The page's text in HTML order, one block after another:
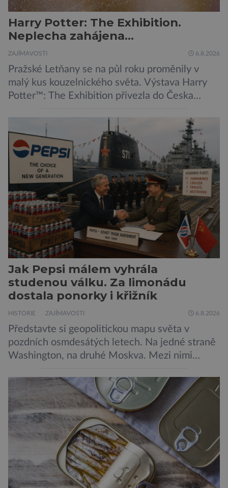
Harry Potter: The Exhibition.
Neplecha zahájena…
ZAJÍMAVOSTI 6.8.2026
Pražské Letňany se na půl roku proměnily v
malý kus kouzelnického světa. Výstava Harry
Potter™: The Exhibition přivezla do Česka
Bradavice, Hagridovu chýši i učebny, ve
kterých si můžete zkusit kouzla na vlastní kůži.
Nechte tedy mudlovské starosti přede dveřmi.
Neplecha byla zahájena. Dopis z Bradavic
možná stále nepřišel, ale […]
Jak Pepsi málem vyhrála
studenou válku. Za limonádu
dostala ponorky i křižník
HISTORIE ZAJÍMAVOSTI 6.8.2026
Představte si geopolitickou mapu světa v
pozdních osmdesátých letech. Na jedné straně
Washington, na druhé Moskva. Mezi nimi
padesátkrát dokola, železná opona a miliony
vojáků v permanentní pohotovosti. A pak je tu
Donald Kendall, generální ředitel společnosti
PepsiCo, který se v květnu roku 1989 stává
admirálem flotily, jež čítá sedmnáct […]